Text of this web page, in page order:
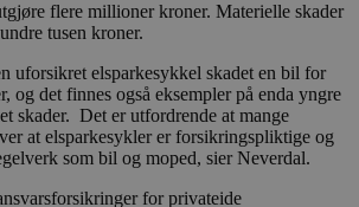
flere millioner kroner. Materielle skader
tusen kroner.
uforsikret elsparkesykkel skadet en bil for
og det finnes også eksempler på enda yngre
skader. Det er utfordrende at mange
at elsparkesykler er forsikringspliktige og
som bil og moped, sier Neverdal.
for privateide